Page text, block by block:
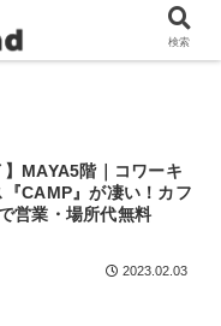
】MAYA5階｜コワーキ
CAMP』が凄い！カフ
営業・場所代無料
2023.02.03
検索